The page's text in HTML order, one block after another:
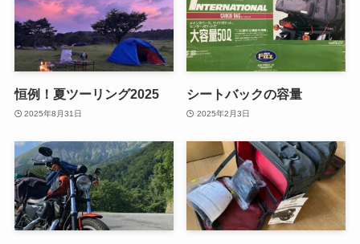
恒例！夏ツーリング2025
2025年8月31日
シートバックの容量
2025年2月3日